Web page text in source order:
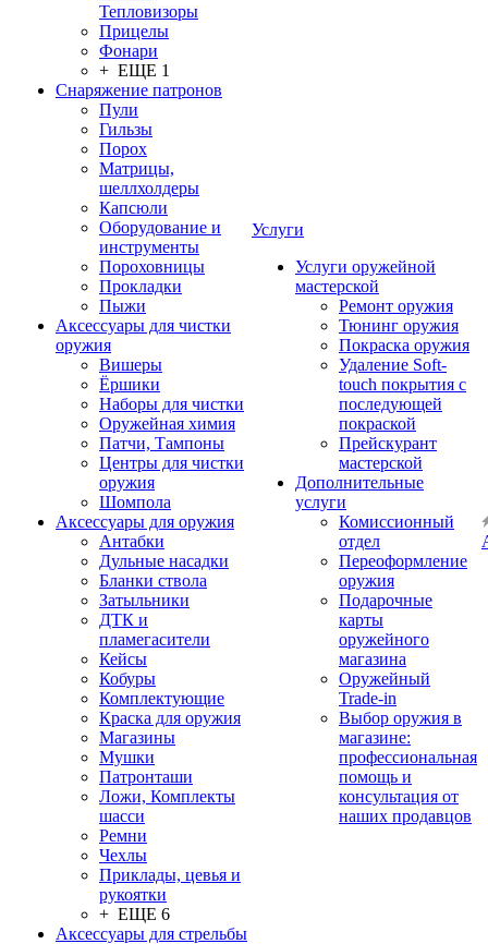
Тепловизоры
Прицелы
Фонари
+ ЕЩЕ 1
Снаряжение патронов
Пули
Гильзы
Порох
Матрицы,
шеллхолдеры
Капсюли
Оборудование и
инструменты
Пороховницы
Прокладки
Пыжи
Аксессуары для чистки
оружия
Вишеры
Ёршики
Наборы для чистки
Оружейная химия
Патчи, Тампоны
Центры для чистки
оружия
Шомпола
Аксессуары для оружия
Антабки
Дульные насадки
Бланки ствола
Затыльники
ДТК и
пламегасители
Кейсы
Кобуры
Комплектующие
Краска для оружия
Магазины
Мушки
Патронташи
Ложи, Комплекты
шасси
Ремни
Чехлы
Приклады, цевья и
рукоятки
+ ЕЩЕ 6
Аксессуары для стрельбы
Услуги
Услуги оружейной
мастерской
Ремонт оружия
Тюнинг оружия
Покраска оружия
Удаление Soft-
touch покрытия с
последующей
покраской
Прейскурант
мастерской
Дополнительные
услуги
Комиссионный
отдел
Переоформление
оружия
Подарочные
карты
оружейного
магазина
Оружейный
Trade-in
Выбор оружия в
магазине:
профессиональная
помощь и
консультация от
наших продавцов